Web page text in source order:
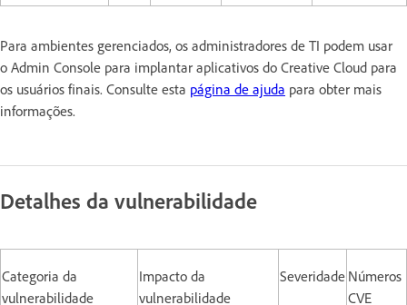
Para ambientes gerenciados, os administradores de TI podem usar
o Admin Console para implantar aplicativos do Creative Cloud para
os usuários finais. Consulte esta página de ajuda para obter mais
informações.
Detalhes da vulnerabilidade
Categoria da
vulnerabilidade
Impacto da
vulnerabilidade
Severidade Números
CVE